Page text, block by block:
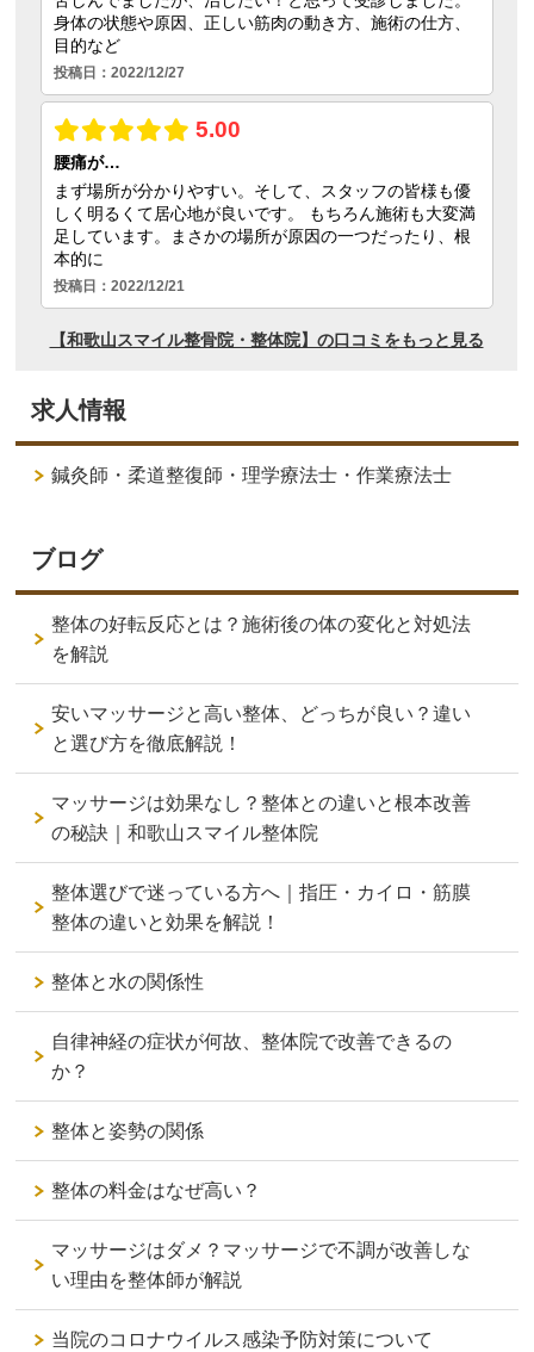
求人情報
鍼灸師・柔道整復師・理学療法士・作業療法士
ブログ
整体の好転反応とは？施術後の体の変化と対処法
を解説
安いマッサージと高い整体、どっちが良い？違い
と選び方を徹底解説！
マッサージは効果なし？整体との違いと根本改善
の秘訣｜和歌山スマイル整体院
整体選びで迷っている方へ｜指圧・カイロ・筋膜
整体の違いと効果を解説！
整体と水の関係性
自律神経の症状が何故、整体院で改善できるの
か？
整体と姿勢の関係
整体の料金はなぜ高い？
マッサージはダメ？マッサージで不調が改善しな
い理由を整体師が解説
当院のコロナウイルス感染予防対策について